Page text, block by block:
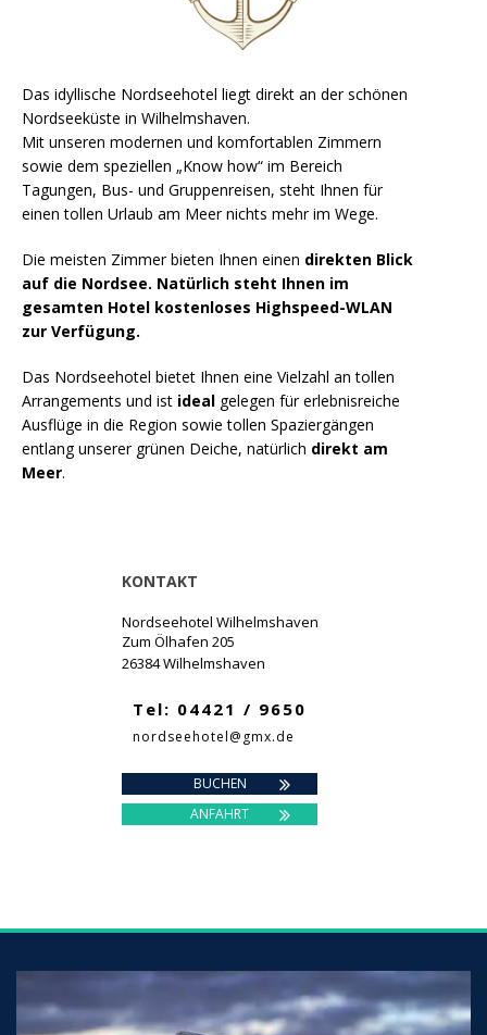
Das idyllische Nordseehotel liegt direkt an der schönen
Nordseeküste in Wilhelmshaven.
Mit unseren modernen und komfortablen Zimmern
sowie dem speziellen „Know how“ im Bereich
Tagungen, Bus- und Gruppenreisen, steht Ihnen für
einen tollen Urlaub am Meer nichts mehr im Wege.
Die meisten Zimmer bieten Ihnen einen direkten Blick
auf die Nordsee. Natürlich steht Ihnen im
gesamten Hotel kostenloses Highspeed-WLAN
zur Verfügung.
Das Nordseehotel bietet Ihnen eine Vielzahl an tollen
Arrangements und ist ideal gelegen für erlebnisreiche
Ausflüge in die Region sowie tollen Spaziergängen
entlang unserer grünen Deiche, natürlich direkt am
Meer.
KONTAKT
Nordseehotel Wilhelmshaven
Zum Ölhafen 205
26384 Wilhelmshaven
Tel: 04421 / 9650
nordseehotel@gmx.de
BUCHEN
ANFAHRT